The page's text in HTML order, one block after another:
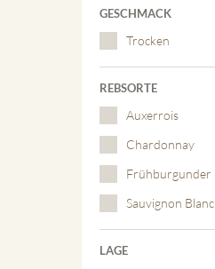
GESCHMACK
Trocken
REBSORTE
Auxerrois
Chardonnay
Frühburgunder
Sauvignon Blanc
LAGE